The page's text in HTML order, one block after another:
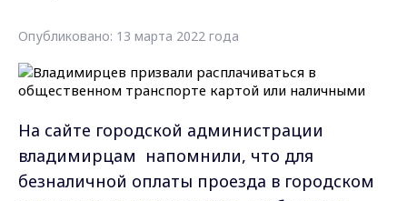
Опубликовано: 13 марта 2022 года
На сайте городской администрации
владимирцам напомнили, что для
безналичной оплаты проезда в городском